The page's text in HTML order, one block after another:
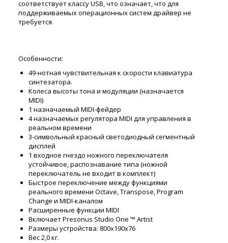
соответствует классу USB, что означает, что для
поддерживаемых операционных систем драйвер не
требуется.
Особенности:
49-нотная чувствительная к скорости клавиатура
синтезатора.
Колеса высоты тона и модуляции (назначается
MIDI)
1 назначаемый MIDI-фейдер
4 назначаемых регулятора MIDI для управления в
реальном времени
3-символьный красный светодиодный сегментный
дисплей
1 входное гнездо ножного переключателя
устойчивое, распознавание типа (ножной
переключатель не входит в комплект)
Быстрое переключение между функциями
реального времени Octave, Transpose, Program
Change и MIDI-каналом
Расширенные функции MIDI
Включает Presonus Studio One ™ Artist
Размеры устройства: 800x190x76
Вес 2,0 кг.